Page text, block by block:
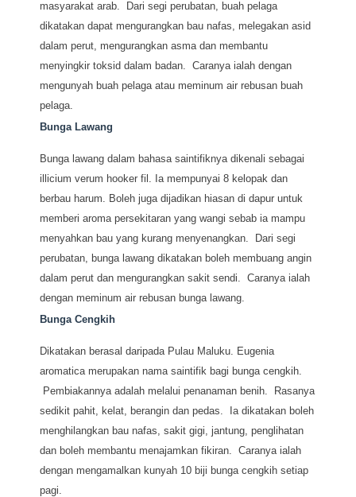
masyarakat arab. Dari segi perubatan, buah pelaga
dikatakan dapat mengurangkan bau nafas, melegakan asid
dalam perut, mengurangkan asma dan membantu
menyingkir toksid dalam badan. Caranya ialah dengan
mengunyah buah pelaga atau meminum air rebusan buah
pelaga.
Bunga Lawang
Bunga lawang dalam bahasa saintifiknya dikenali sebagai
illicium verum hooker fil. Ia mempunyai 8 kelopak dan
berbau harum. Boleh juga dijadikan hiasan di dapur untuk
memberi aroma persekitaran yang wangi sebab ia mampu
menyahkan bau yang kurang menyenangkan. Dari segi
perubatan, bunga lawang dikatakan boleh membuang angin
dalam perut dan mengurangkan sakit sendi. Caranya ialah
dengan meminum air rebusan bunga lawang.
Bunga Cengkih
Dikatakan berasal daripada Pulau Maluku. Eugenia
aromatica merupakan nama saintifik bagi bunga cengkih.
Pembiakannya adalah melalui penanaman benih. Rasanya
sedikit pahit, kelat, berangin dan pedas. Ia dikatakan boleh
menghilangkan bau nafas, sakit gigi, jantung, penglihatan
dan boleh membantu menajamkan fikiran. Caranya ialah
dengan mengamalkan kunyah 10 biji bunga cengkih setiap
pagi.